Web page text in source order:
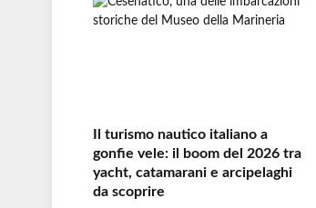
Il turismo nautico italiano a
gonfie vele: il boom del 2026 tra
yacht, catamarani e arcipelaghi
da scoprire